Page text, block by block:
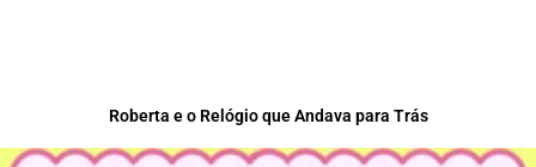
Roberta e o Relógio que Andava para Trás